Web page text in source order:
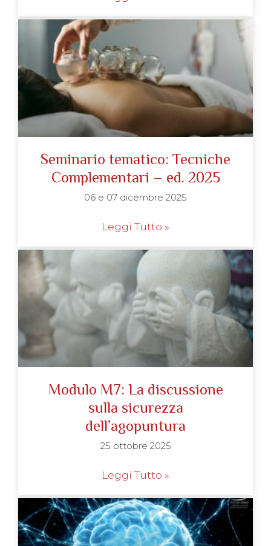
Seminario tematico: Tecniche
Complementari – ed. 2025
06 e 07 dicembre 2025
Leggi Tutto »
Modulo M7: La discussione
sulla sicurezza
dell’agopuntura
25 ottobre 2025
Leggi Tutto »